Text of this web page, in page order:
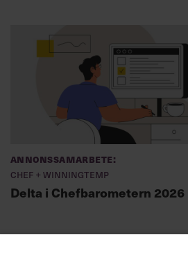
Annonssamarbete:
Chef + Winningtemp
Delta i Chefbarometern 2026